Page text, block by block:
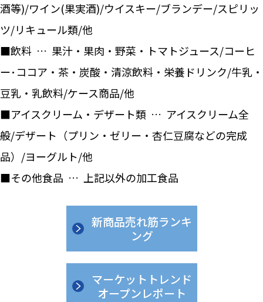
酒等)/ワイン(果実酒)/ウイスキー/ブランデー/スピリッ
ツ/リキュール類/他
■飲料 … 果汁・果肉・野菜・トマトジュース/コーヒ
ー･ココア・茶・炭酸・清涼飲料・栄養ドリンク/牛乳・
豆乳・乳飲料/ケース商品/他
■アイスクリーム・デザート類 … アイスクリーム全
般/デザート（プリン・ゼリー・杏仁豆腐などの完成
品）/ヨーグルト/他
■その他食品 … 上記以外の加工食品
新商品売れ筋ランキ
ング
マーケットトレンド
オープンレポート